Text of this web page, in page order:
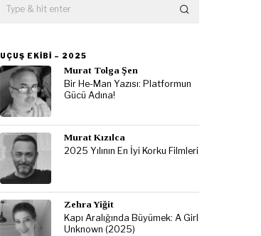
UÇUŞ EKIBI – 2025
Murat Tolga Şen
Bir He-Man Yazısı: Platformun
Gücü Adına!
Murat Kızılca
2025 Yılının En İyi Korku Filmleri
Zehra Yiğit
Kapı Aralığında Büyümek: A Girl
Unknown (2025)